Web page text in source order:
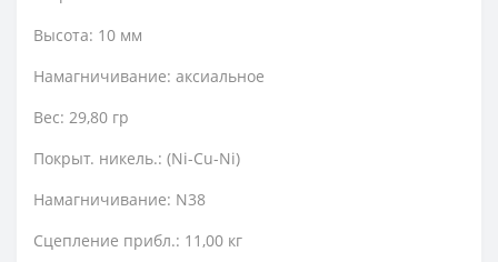
Высота: 10 мм
Намагничивание: аксиальное
Вес: 29,80 гр
Покрыт. никель.: (Ni-Cu-Ni)
Намагничивание: N38
Сцепление прибл.: 11,00 кг